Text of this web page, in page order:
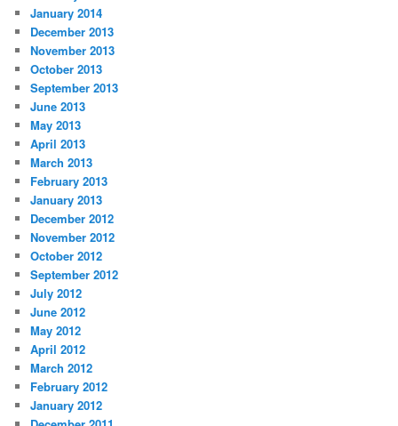
January 2014
December 2013
November 2013
October 2013
September 2013
June 2013
May 2013
April 2013
March 2013
February 2013
January 2013
December 2012
November 2012
October 2012
September 2012
July 2012
June 2012
May 2012
April 2012
March 2012
February 2012
January 2012